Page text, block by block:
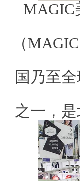
MAGIC
（
国乃至
之一，